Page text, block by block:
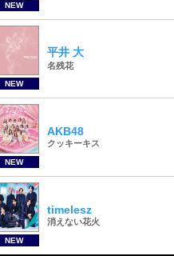
NEW
NEW
平井 大
名残花
NEW
AKB48
クッキーキス
NEW
timelesz
消えない花火